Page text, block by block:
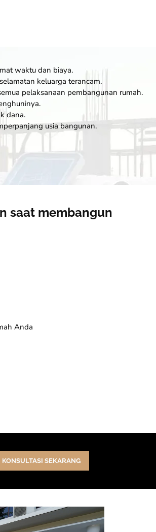
waktu dan biaya.
keluarga terancam.
pelaksanaan pembangunan rumah.
dana.
usia bangunan.
saat membangun
Anda
KONSULTASI SEKARANG